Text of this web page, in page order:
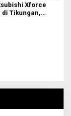
Xforce
di Tikungan,